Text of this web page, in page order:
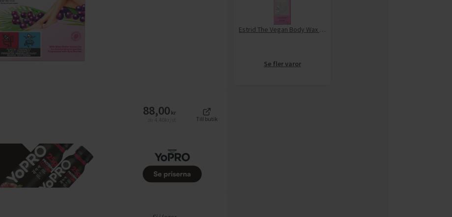
Estrid The Vegan Body Wax Kit
Se fler varor
88,00 kr
Till butik